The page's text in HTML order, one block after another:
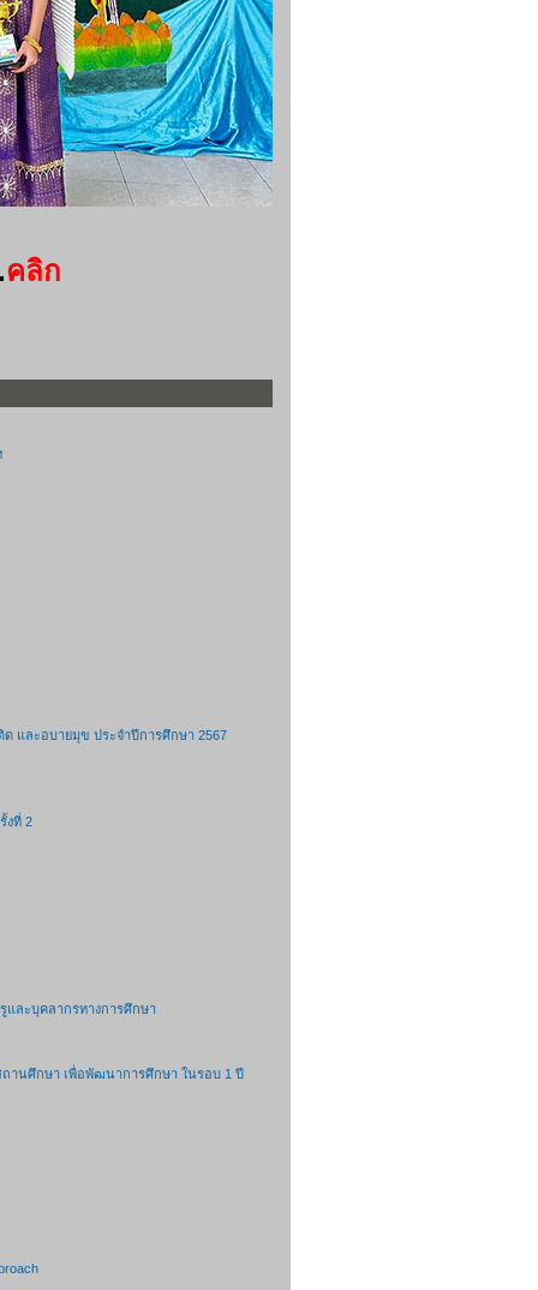
คลิก
และอบายมุข ประจำปีการศึกษา 2567
งที่ 2
และบุคลากรทางการศึกษา
านศึกษา เพื่อพัฒนาการศึกษา ในรอบ 1 ปี